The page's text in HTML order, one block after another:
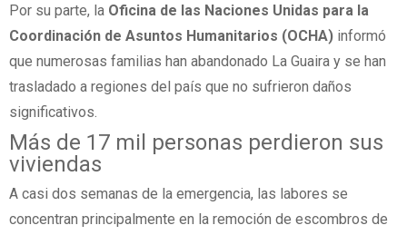
Por su parte, la Oficina de las Naciones Unidas para la
Coordinación de Asuntos Humanitarios (OCHA) informó
que numerosas familias han abandonado La Guaira y se han
trasladado a regiones del país que no sufrieron daños
significativos.
Más de 17 mil personas perdieron sus
viviendas
A casi dos semanas de la emergencia, las labores se
concentran principalmente en la remoción de escombros de